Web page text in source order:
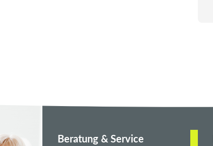
Beratung & Service